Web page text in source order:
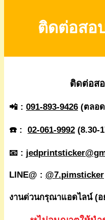
ติดต่อสอ
ติดต่อส
📲 : 091-893-9426 (ตลอ
☎️ : 02-061-9992 (8.30-
📧 :
LINE@ : @7.pimsticker
งานด่วนกรุณาแอดไลน์ (อ